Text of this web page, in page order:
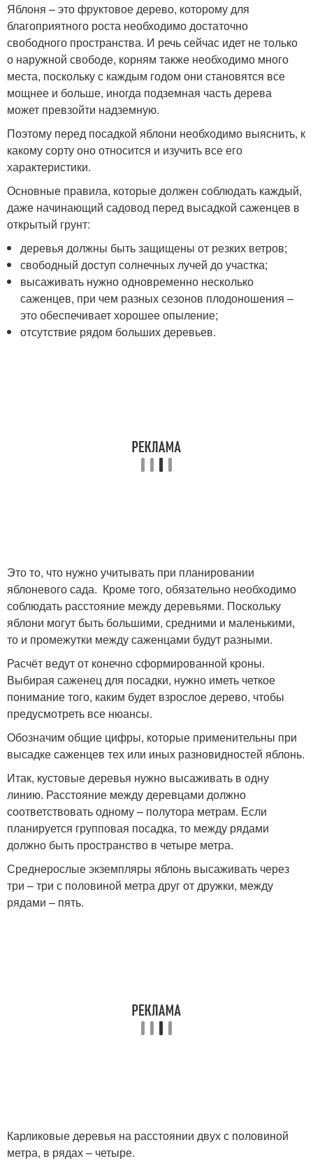
Яблоня – это фруктовое дерево, которому для
благоприятного роста необходимо достаточно
свободного пространства. И речь сейчас идет не только
о наружной свободе, корням также необходимо много
места, поскольку с каждым годом они становятся все
мощнее и больше, иногда подземная часть дерева
может превзойти надземную.
Поэтому перед посадкой яблони необходимо выяснить, к
какому сорту оно относится и изучить все его
характеристики.
Основные правила, которые должен соблюдать каждый,
даже начинающий садовод перед высадкой саженцев в
открытый грунт:
деревья должны быть защищены от резких ветров;
свободный доступ солнечных лучей до участка;
высаживать нужно одновременно несколько
саженцев, при чем разных сезонов плодоношения –
это обеспечивает хорошее опыление;
отсутствие рядом больших деревьев.
Это то, что нужно учитывать при планировании
яблоневого сада. Кроме того, обязательно необходимо
соблюдать расстояние между деревьями. Поскольку
яблони могут быть большими, средними и маленькими,
то и промежутки между саженцами будут разными.
Расчёт ведут от конечно сформированной кроны.
Выбирая саженец для посадки, нужно иметь четкое
понимание того, каким будет взрослое дерево, чтобы
предусмотреть все нюансы.
Обозначим общие цифры, которые применительны при
высадке саженцев тех или иных разновидностей яблонь.
Итак, кустовые деревья нужно высаживать в одну
линию. Расстояние между деревцами должно
соответствовать одному – полутора метрам. Если
планируется групповая посадка, то между рядами
должно быть пространство в четыре метра.
Среднерослые экземпляры яблонь высаживать через
три – три с половиной метра друг от дружки, между
рядами – пять.
Карликовые деревья на расстоянии двух с половиной
метра, в рядах – четыре.